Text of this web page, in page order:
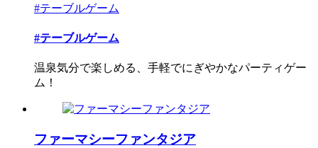
#テーブルゲーム
#テーブルゲーム
温泉気分で楽しめる、手軽でにぎやかなパーティゲー
ム！
ファーマシーファンタジア